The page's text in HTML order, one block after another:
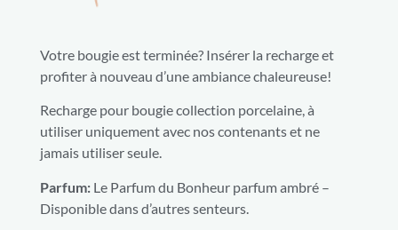
Votre bougie est terminée? Insérer la recharge et
profiter à nouveau d’une ambiance chaleureuse!
Recharge pour bougie collection porcelaine, à
utiliser uniquement avec nos contenants et ne
jamais utiliser seule.
Parfum: Le Parfum du Bonheur parfum ambré –
Disponible dans d’autres senteurs.